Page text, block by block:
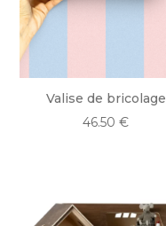
Valise de bricolage
46.50€